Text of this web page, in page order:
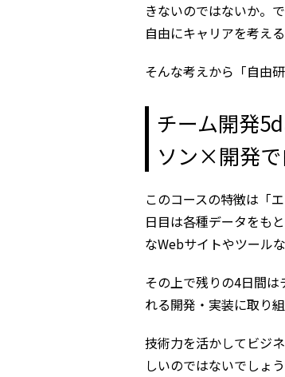
きないのではないか。
自由にキャリアを考え
そんな考えから「自由
チーム開発
ソン×開発で
このコースの特徴は「
日目は各種データをも
なWebサイトやツール
その上で残りの4日間
れる開発・実装に取り組
技術力を活かしてビジ
しいのではないでしょ